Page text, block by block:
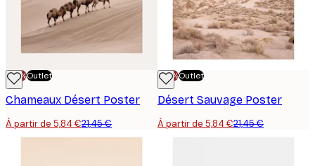
-70%Outlet
Chameaux Désert Poster
À partir de 5,84 €21,45 €
-70%Outlet
Désert Sauvage Poster
À partir de 5,84 €21,45 €